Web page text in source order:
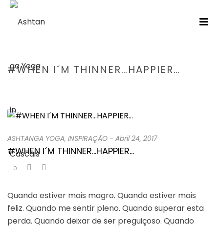
#WHEN I´M THINNER…HAPPIER…
ASHTANGA YOGA, INSPIRAÇÃO - Abril 24, 2017
#WHEN I´M THINNER…HAPPIER…
0
Quando estiver mais magro. Quando estiver mais
feliz. Quando me sentir pleno. Quando superar esta
perda. Quando deixar de ser preguiçoso. Quando